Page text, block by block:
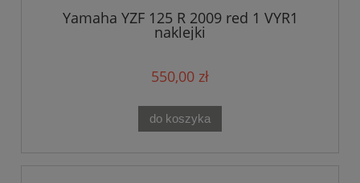
Yamaha YZF 125 R 2009 red 1 VYR1
naklejki
550,00 zł
do koszyka